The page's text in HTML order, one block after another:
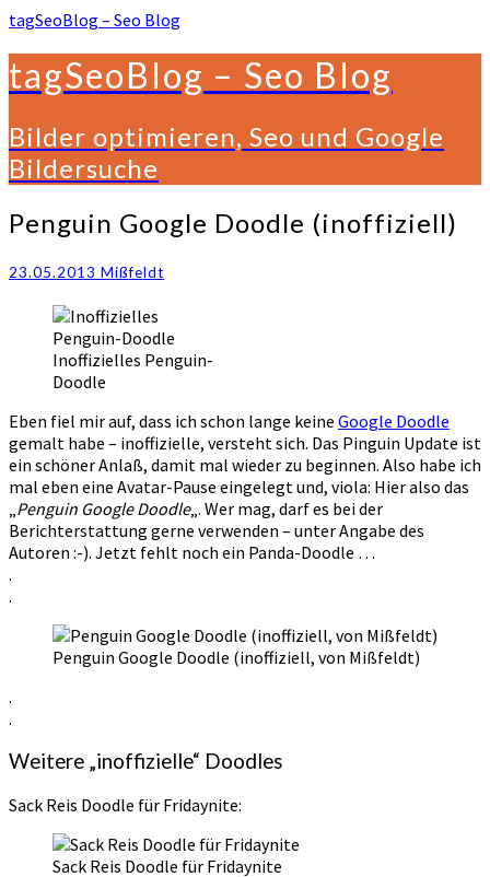
tagSeoBlog – Seo Blog
tagSeoBlog – Seo Blog
Bilder optimieren, Seo und Google
Bildersuche
Penguin
Google
(inoffiziell)
Penguin Google Doodle (inoffiziell)
23.05.2013 Mißfeldt
Inoffizielles Penguin-
Doodle
Eben fiel mir auf, dass ich schon lange keine Google Doodle
gemalt habe – inoffizielle, versteht sich. Das Pinguin Update ist
ein schöner Anlaß, damit mal wieder zu beginnen. Also habe ich
mal eben eine Avatar-Pause eingelegt und, viola: Hier also das
Penguin Google Doodle„. Wer mag, darf es bei der
Berichterstattung gerne verwenden – unter Angabe des
Autoren :-). Jetzt fehlt noch ein Panda-Doodle …
.
.
Penguin Google Doodle (inoffiziell, von Mißfeldt)
.
.
Weitere „inoffizielle“ Doodles
Sack Reis Doodle für Fridaynite:
Sack Reis Doodle für Fridaynite